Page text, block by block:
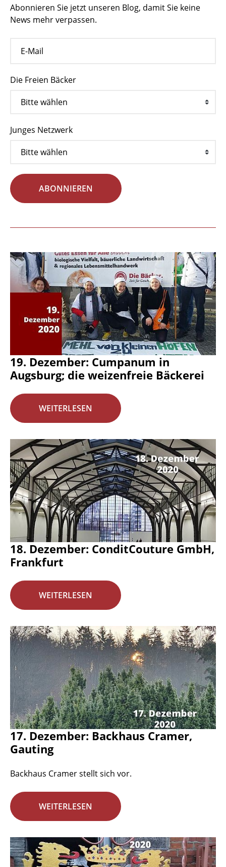
Abonnieren Sie jetzt unseren Blog, damit Sie keine
News mehr verpassen.
Die Freien Bäcker
Junges Netzwerk
ABONNIEREN
19. Dezember: Cumpanum in
Augsburg; die weizenfreie Bäckerei
WEITERLESEN
18. Dezember: ConditCouture GmbH,
Frankfurt
WEITERLESEN
17. Dezember: Backhaus Cramer,
Gauting
Backhaus Cramer stellt sich vor.
WEITERLESEN